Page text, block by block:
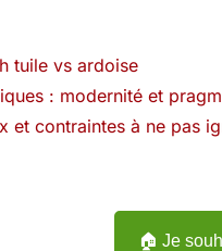
tuile vs ardoise
: modernité et
et contraintes à ne pas
🏠 Je